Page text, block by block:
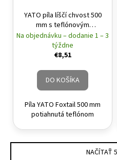
YATO píla líščí chvost 500
mm s teflónovým
povlakom
Na objednávku – dodanie 1 – 3
týždne
€8,51
DO KOŠÍKA
Píla YATO Foxtail 500 mm
potiahnutá teflónom
NAČÍTAŤ